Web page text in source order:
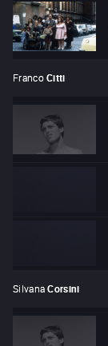
Franco Citti
Silvana Corsini